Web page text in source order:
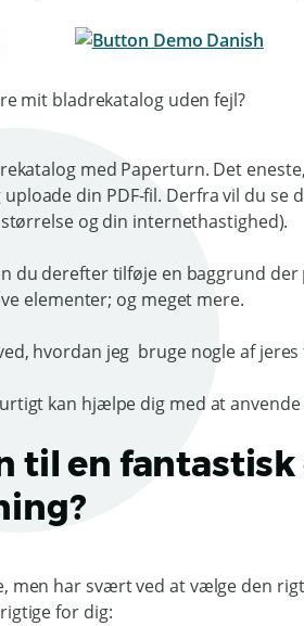
mit bladrekatalog uden fejl?
med Paperturn. Det
uploade din PDF-fil. Derfra vil du se
og din internethastighed).
du derefter tilføje en baggrund
elementer; og meget mere.
hvordan jeg bruge nogle af
kan hjælpe dig med at
til en
men har svært ved at vælge den
for dig: